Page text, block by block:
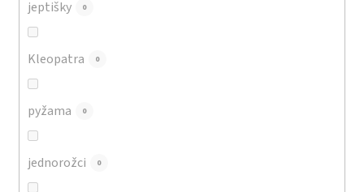
jeptišky 0
Kleopatra 0
pyžama 0
jednorožci 0